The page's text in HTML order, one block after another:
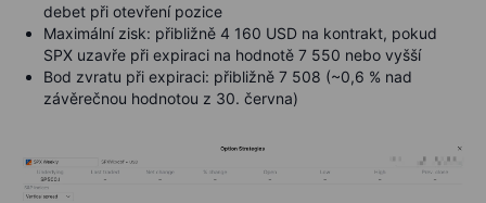
debet při otevření pozice
Maximální zisk: přibližně 4 160 USD na kontrakt, pokud
SPX uzavře při expiraci na hodnotě 7 550 nebo vyšší
Bod zvratu při expiraci: přibližně 7 508 (~0,6 % nad
závěrečnou hodnotou z 30. června)